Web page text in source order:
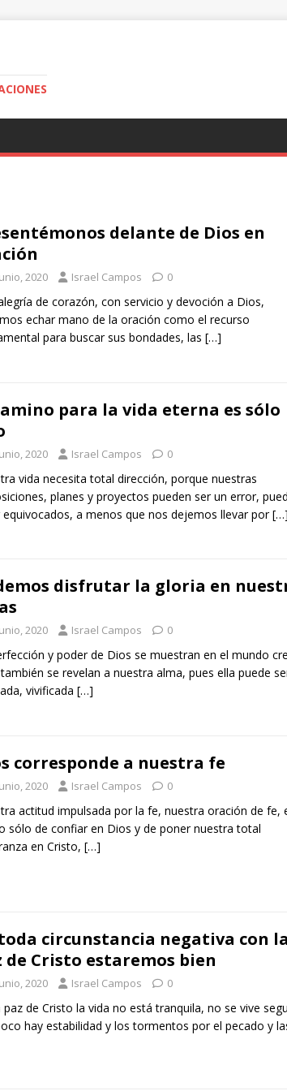
delante de Dios en
2020 Israel Campos 0
de corazón, con servicio y devoción a Dios,
echar mano de la oración como el recurso
para buscar sus bondades, las […]
para la vida eterna es sólo
2020 Israel Campos 0
vida necesita total dirección, porque nuestras
planes y proyectos pueden ser un error,
equivocados, a menos que nos dejemos llevar por[…]
disfrutar la gloria en
2020 Israel Campos 0
y poder de Dios se muestran en el mundo
se revelan a nuestra alma, pues ella puede
vivificada […]
corresponde a nuestra fe
2020 Israel Campos 0
actitud impulsada por la fe, nuestra oración de fe,
sólo de confiar en Dios y de poner nuestra total
en Cristo, […]
circunstancia negativa con la
de Cristo estaremos bien
2020 Israel Campos 0
paz de Cristo la vida no está tranquila, no se vive
hay estabilidad y los tormentos por el pecado y